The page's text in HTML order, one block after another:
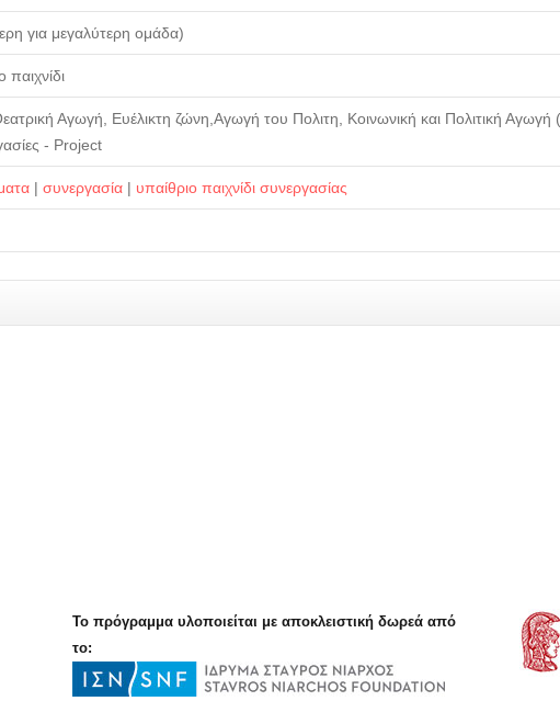
για μεγαλύτερη ομάδα)
παιχνίδι
Αγωγή, Ευέλικτη ζώνη,Αγωγή του Πολιτη, Κοινωνική και Πολιτική Αγωγή
- Project
| συνεργασία | υπαίθριο παιχνίδι συνεργασίας
Το πρόγραμμα υλοποιείται με αποκλειστική δωρεά από
το: